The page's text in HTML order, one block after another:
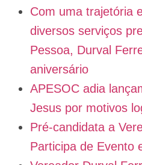
Com uma trajetória
diversos serviços
Pessoa, Durval
aniversário
APESOC adia
Jesus por motivos
Pré-candidata a
Participa de Evento